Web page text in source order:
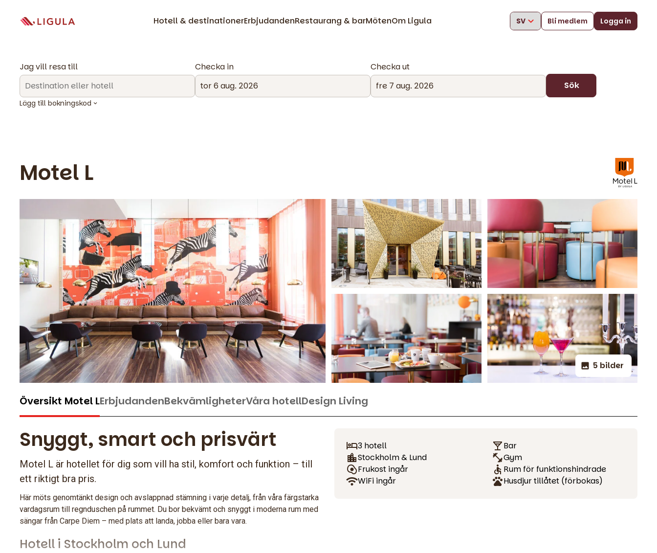
Hotell & destinationerErbjudandenRestaurang & barMötenOm Ligula Bli medlem Logga in
Jag vill resa till Checka in
Checka ut
Sök
Lägg till bokningskod
Motel L
5 bilder
Översikt Motel LErbjudandenBekvämligheterVåra hotellDesign Living
Snyggt, smart och prisvärt
Motel L är hotellet för dig som vill ha stil, komfort och funktion – till
ett riktigt bra pris.
Här möts genomtänkt design och avslappnad stämning i varje detalj, från våra färgstarka
vardagsrum till regnduschen på rummet. Du bor bekvämt och snyggt i moderna rum med
sängar från Carpe Diem – med plats att landa, jobba eller bara vara.
Hotell i Stockholm och Lund
3 hotell
Stockholm & Lund
Frukost ingår
WiFi ingår
Bar
Gym
Rum för funktionshindrade
Husdjur tillåtet (förbokas)